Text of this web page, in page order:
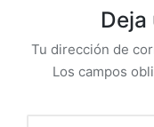
Tu dirección de
Los campos